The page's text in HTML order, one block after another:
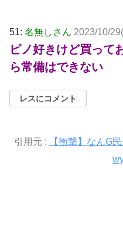
51: 名無しさん 2023/10/
ピノ好きけど買って
ら常備はできない
レスにコメント
引用元 :
【衝撃】なんG